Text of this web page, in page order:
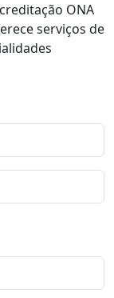
ONA
serviços de